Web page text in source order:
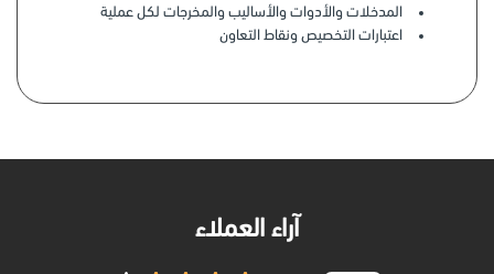
المدخلات والأدوات والأساليب والمخرجات لكل عملية
اعتبارات التخصيص ونقاط التعاون
آراء العملاء